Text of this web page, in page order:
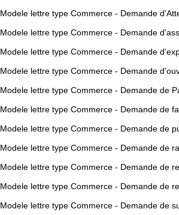
Modele lettre type Commerce - Demande
Modele lettre type Commerce - Demande
Modele lettre type Commerce - Demande
Modele lettre type Commerce - Demande
Modele lettre type Commerce - Demande de
Modele lettre type Commerce - Demande de
Modele lettre type Commerce - Demande de
Modele lettre type Commerce - Demande de
Modele lettre type Commerce - Demande de
Modele lettre type Commerce - Demande de
Modele lettre type Commerce - Demande de